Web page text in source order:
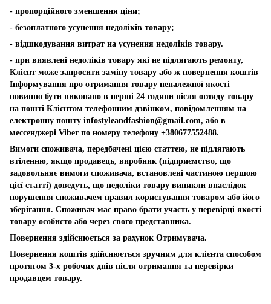
- пропорційного зменшення ціни;
- безоплатного усунення недоліків товару;
- відшкодування витрат на усунення недоліків товару.
- при виявлені недоліків товару які не підлягають ремонту,
Клієнт може запросити заміну товару або ж повернення коштів
Інформування про отримання товару неналежної якості
повинно бути виконано в перші 24 години після огляду товару
на пошті Клієнтом телефонним дзвінком, повідомленням на
електронну пошту infostyleandfashion@gmail.com, або в
мессенджері Viber по номеру телефону +380677552488.
Вимоги споживача, передбачені цією статтею, не підлягають
втіленню, якщо продавець, виробник (підприємство, що
задовольняє вимоги споживача, встановлені частиною першою
цієї статті) доведуть, що недоліки товару виникли внаслідок
порушення споживачем правил користування товаром або його
зберігання. Споживач має право брати участь у перевірці якості
товару особисто або через свого представника.
Повернення здійснюється за рахунок Отримувача.
Повернення коштів здійснюється зручним для клієнта способом
протягом 3-х робочих днів після отримання та перевірки
продавцем товару.